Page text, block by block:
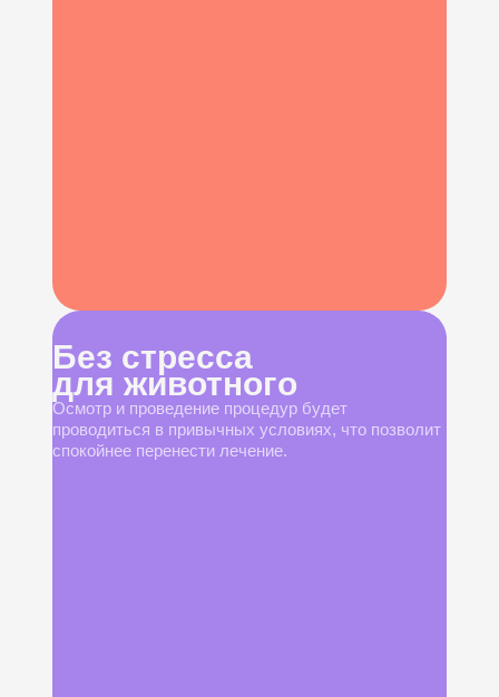
Без стресса
для животного
Осмотр и проведение процедур будет
проводиться в привычных условиях, что позволит
спокойнее перенести лечение.